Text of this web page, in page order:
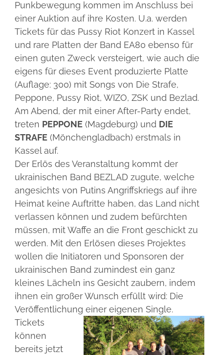
Punkbewegung kommen im Anschluss bei
einer Auktion auf ihre Kosten. U.a. werden
Tickets für das Pussy Riot Konzert in Kassel
und rare Platten der Band EA80 ebenso für
einen guten Zweck versteigert, wie auch die
eigens für dieses Event produzierte Platte
(Auflage: 300) mit Songs von Die Strafe,
Peppone, Pussy Riot, WIZO, ZSK und Bezlad.
Am Abend, der mit einer After-Party endet,
treten PEPPONE (Magdeburg) und DIE
STRAFE (Mönchengladbach) erstmals in
Kassel auf.
Der Erlös des Veranstaltung kommt der
ukrainischen Band BEZLAD zugute, welche
angesichts von Putins Angriffskriegs auf ihre
Heimat keine Auftritte haben, das Land nicht
verlassen können und zudem befürchten
müssen, mit Waffe an die Front geschickt zu
werden. Mit den Erlösen dieses Projektes
wollen die Initiatoren und Sponsoren der
ukrainischen Band zumindest ein ganz
kleines Lächeln ins Gesicht zaubern, indem
ihnen ein großer Wunsch erfüllt wird: Die
Veröffentlichung einer eigenen Single.
Tickets
können
bereits jetzt